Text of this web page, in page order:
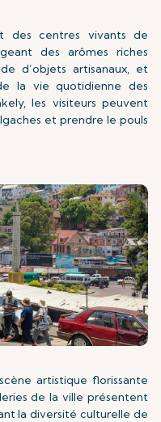
des centres vivants de
des arômes riches
d’objets artisanaux, et
la vie quotidienne des
les visiteurs peuvent
et prendre le pouls
artistique florissante
de la ville présentent
la diversité culturelle de